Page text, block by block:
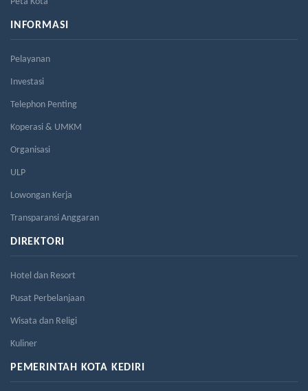
INFORMASI
Pelayanan
Investasi
Telephon Penting
Koperasi & UMKM
Organisasi
ULP
Lowongan Kerja
Transparansi Anggaran
DIREKTORI
Hotel dan Resort
Pusat Perbelanjaan
Wisata dan Religi
Kuliner
PEMERINTAH KOTA KEDIRI